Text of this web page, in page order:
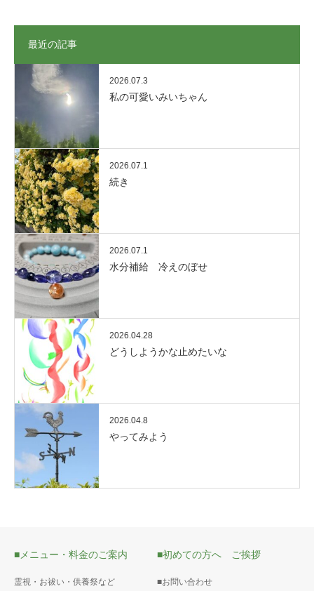
最近の記事
2026.07.3
私の可愛いみいちゃん
2026.07.1
続き
2026.07.1
水分補給 冷えのぼせ
2026.04.28
どうしようかな止めたいな
2026.04.8
やってみよう
■メニュー・料金のご案内
霊視・お祓い・供養祭など
■初めての方へ ご挨拶
■お問い合わせ